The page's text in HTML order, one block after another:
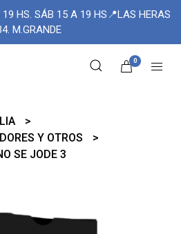
HS. SÁB 15 A 19 HS📍LAS HERAS
M.GRANDE
0
Y OTROS
SE JODE 3